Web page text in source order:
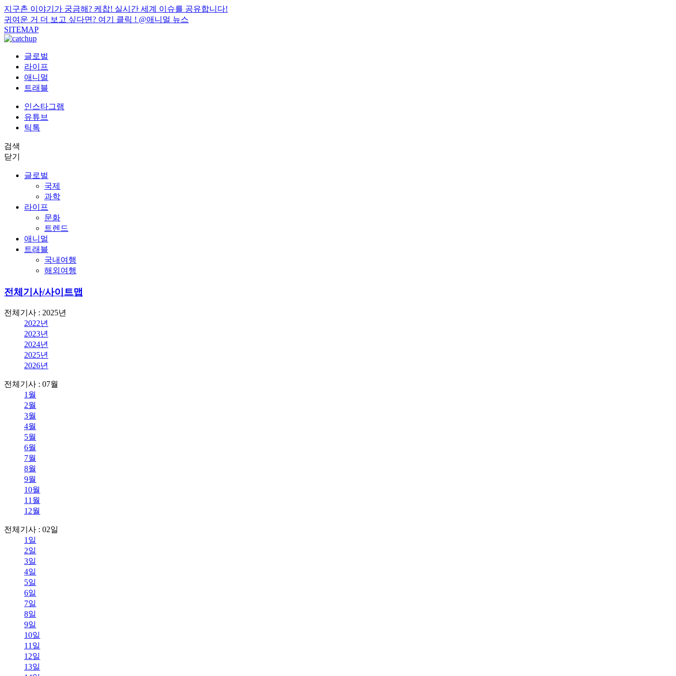
지구촌 이야기가 궁금해? 케찹! 실시간 세계 이슈를 공유합니다!
귀여운 거 더 보고 싶다면? 여기 클릭 ! @애니멀 뉴스
SITEMAP
글로벌
라이프
애니멀
트래블
인스타그램
유튜브
틱톡
검색
닫기
글로벌
국제
과학
라이프
문화
트렌드
애니멀
트래블
국내여행
해외여행
전체기사/사이트맵
전체기사 : 2025년
2022년
2023년
2024년
2025년
2026년
전체기사 : 07월
1월
2월
3월
4월
5월
6월
7월
8월
9월
10월
11월
12월
전체기사 : 02일
1일
2일
3일
4일
5일
6일
7일
8일
9일
10일
11일
12일
13일